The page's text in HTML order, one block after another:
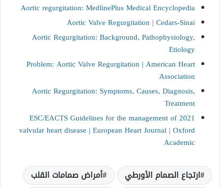
Aortic regurgitation: MedlinePlus Medical Encyclopedia
Aortic Valve Regurgitation | Cedars-Sinai
Aortic Regurgitation: Background, Pathophysiology,
Etiology
Problem: Aortic Valve Regurgitation | American Heart
Association
Aortic Regurgitation: Symptoms, Causes, Diagnosis,
Treatment
2021 ESC/EACTS Guidelines for the management of
valvular heart disease | European Heart Journal | Oxford
Academic
ارتجاع الصمام الأورطي
أمراض صمامات القلب